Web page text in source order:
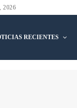
2026
RECIENTES